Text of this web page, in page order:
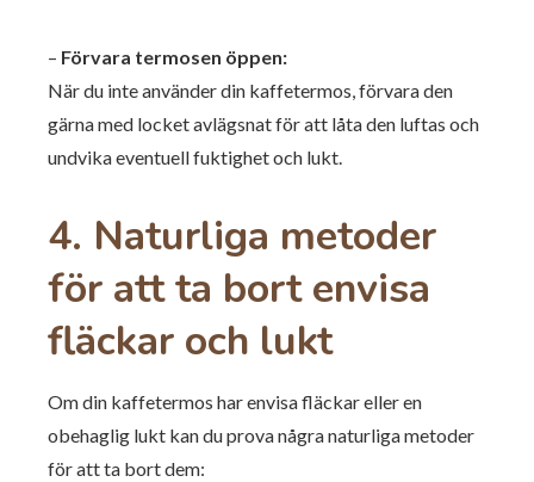
– Förvara termosen öppen:
När du inte använder din kaffetermos, förvara den
gärna med locket avlägsnat för att låta den luftas och
undvika eventuell fuktighet och lukt.
4. Naturliga metoder
för att ta bort envisa
fläckar och lukt
Om din kaffetermos har envisa fläckar eller en
obehaglig lukt kan du prova några naturliga metoder
för att ta bort dem: